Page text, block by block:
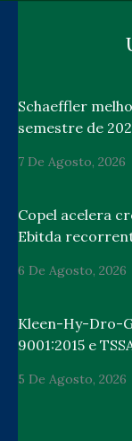
Schaeffler
semestre de
7 De Agosto, 2026
Copel acelera
Ebitda
6 De Agosto, 2026
Kleen-Hy-Dro-
9001:2015 e
5 De Agosto, 2026